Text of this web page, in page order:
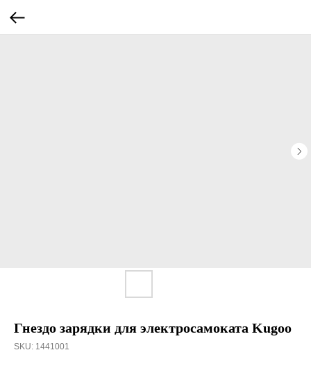
Гнездо зарядки для электросамоката Kugoo
SKU: 1441001